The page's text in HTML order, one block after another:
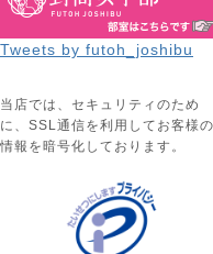
Tweets by futoh_joshibu
当店では、セキュリティのため
に、SSL通信を利用してお客様の
情報を暗号化しております。